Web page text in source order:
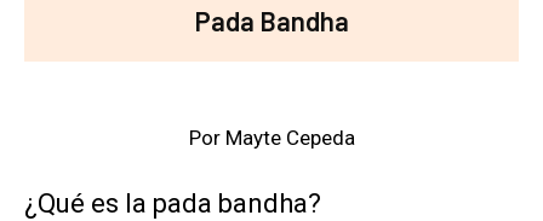
Pada Bandha
Por Mayte Cepeda
¿Qué es la pada bandha?